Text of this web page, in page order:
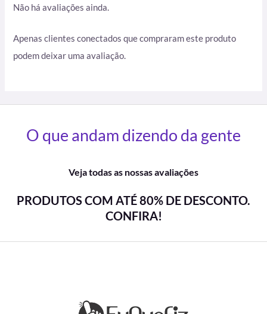
Não há avaliações ainda.
Apenas clientes conectados que compraram este produto
podem deixar uma avaliação.
O que andam dizendo da gente
Veja todas as nossas avaliações
PRODUTOS COM ATÉ 80% DE DESCONTO.
CONFIRA!